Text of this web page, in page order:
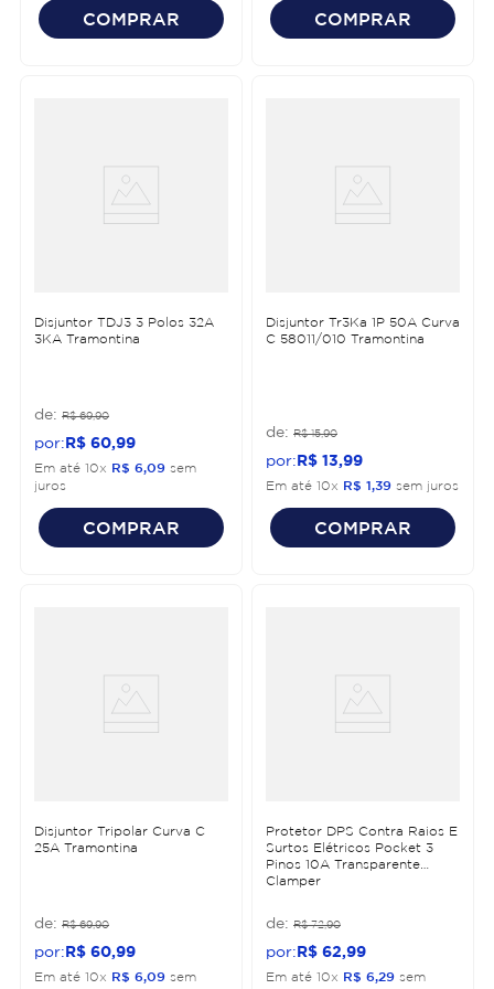
COMPRAR COMPRAR
Disjuntor TDJ3 3 Polos 32A
3KA Tramontina
R$ 69,90
R$ 60 99
Em até 10x R$ 6,09 sem
juros
COMPRAR
Disjuntor Tr3Ka 1P 50A Curva
C 58011/010 Tramontina
R$ 15,90
R$ 13 99
Em até 10x R$ 1,39 sem juros
COMPRAR
Disjuntor Tripolar Curva C
25A Tramontina
R$ 69,90
R$ 60 99
Em até 10x R$ 6,09 sem
Protetor DPS Contra Raios E
Surtos Elétricos Pocket 3
Pinos 10A Transparente
Clamper
R$ 72,90
R$ 62 99
Em até 10x R$ 6,29 sem